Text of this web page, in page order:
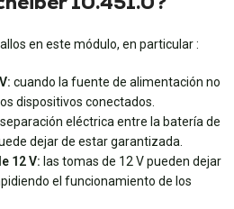
en este módulo, en particular :
cuando la fuente de alimentación no
dispositivos conectados.
eléctrica entre la batería de
dejar de estar garantizada.
12 V: las tomas de 12 V pueden dejar
el funcionamiento de los